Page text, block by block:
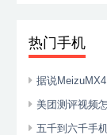
热门手机
据说
美团测评视频
五千到六千手